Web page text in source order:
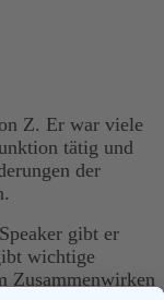
Z. Er war viele
tätig und
der
gibt er
wichtige
Zusammenwirken